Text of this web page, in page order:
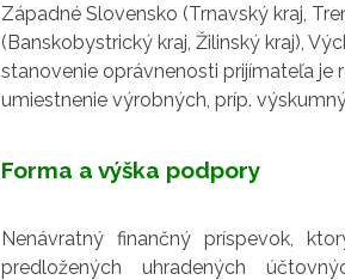
Západné Slovensko (Trnavský kraj,
(Banskobystrický kraj, Žilinský kraj),
stanovenie oprávnenosti prijímateľa
umiestnenie výrobných, príp.
Forma a výška podpory
Nenávratný finančný príspevok,
predložených uhradených